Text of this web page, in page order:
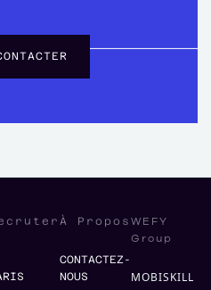
À Propos
CONTACTEZ-
NOUS
WEFY
Group
MOBISKILL